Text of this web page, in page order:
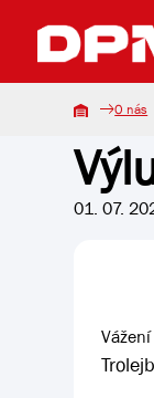
Lanová
O nás
01. 07.